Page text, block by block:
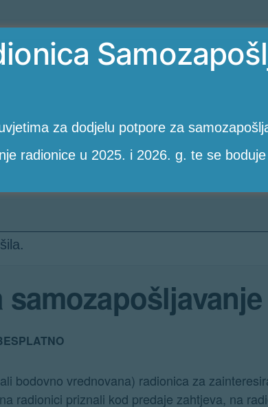
samozapošljavanje
bodovno vrednovana) radionica za
radionici priznali kod predaje zahtjeva, na
za dodjelu potpore za
radionice u 2025. i 2026. g. te se